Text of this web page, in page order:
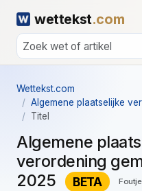
wettekst.com
Wettekst.com
Algemene plaatselijke
Titel
Algemene
verordening
2025
BETA